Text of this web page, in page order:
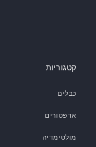
קטגוריות
כבלים
אדפטורים
מולטימדיה